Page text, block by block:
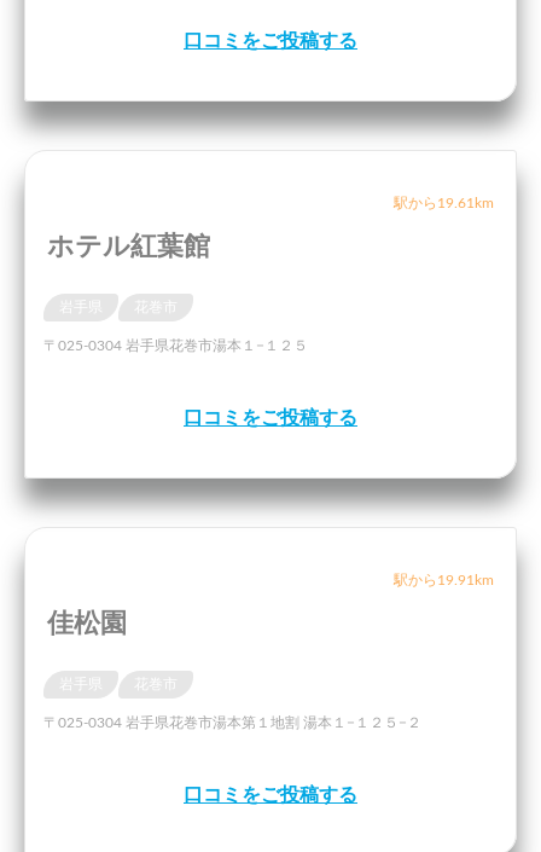
口コミをご投稿する
駅から19.61km
ホテル紅葉館
岩手県
〒025-0304 岩手県花巻市湯本１−１２５
口コミをご投稿する
駅から19.91km
佳松園
岩手県
〒025-0304 岩手県花巻市湯本第１地割 湯本１−１２５−２
口コミをご投稿する